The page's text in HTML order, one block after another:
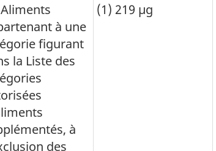
à une
figurant
la Liste des
à
des
(1) 219 µg